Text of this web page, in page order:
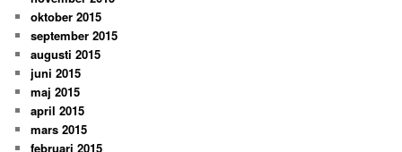
oktober 2015
september 2015
augusti 2015
juni 2015
maj 2015
april 2015
mars 2015
februari 2015